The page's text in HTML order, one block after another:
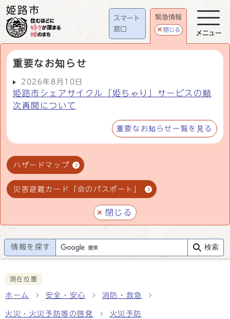
スマート
窓口
緊急情報
閉じる
重要なお知らせ
2026年8月10日
姫路市シェアサイクル「姫ちゃり」サービスの順
次再開について
重要なお知らせ一覧を見る
ハザードマップ
災害避難カード「命のパスポート」
閉じる
メニュー
情報を探す 検索
現在位置
ホーム 安全・安心 消防・救急
火災・火災予防等の啓発 火災予防